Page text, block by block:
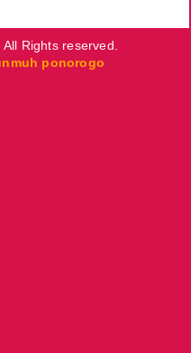
Rights reserved.
ponorogo